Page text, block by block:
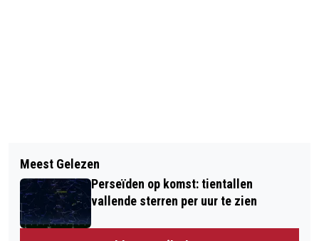
NXT MUSEUM SHOWT VANAF EIND
AUGUSTUS HAAR MEDIA KUNSTWERK
DEZE SERIES VAN DE NPO MAG JE DIT
NAJAAR NIET MISSEN
Meest Gelezen
Perseïden op komst: tientallen
vallende sterren per uur te zien